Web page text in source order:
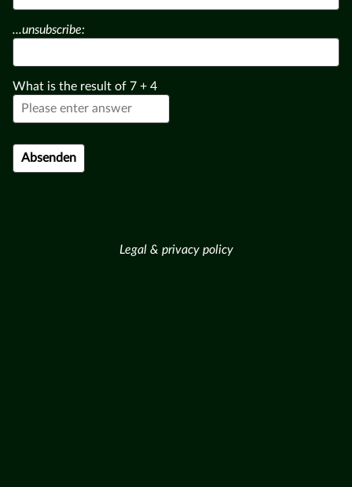
...unsubscribe:
What is the result of 7 + 4
Legal & privacy policy